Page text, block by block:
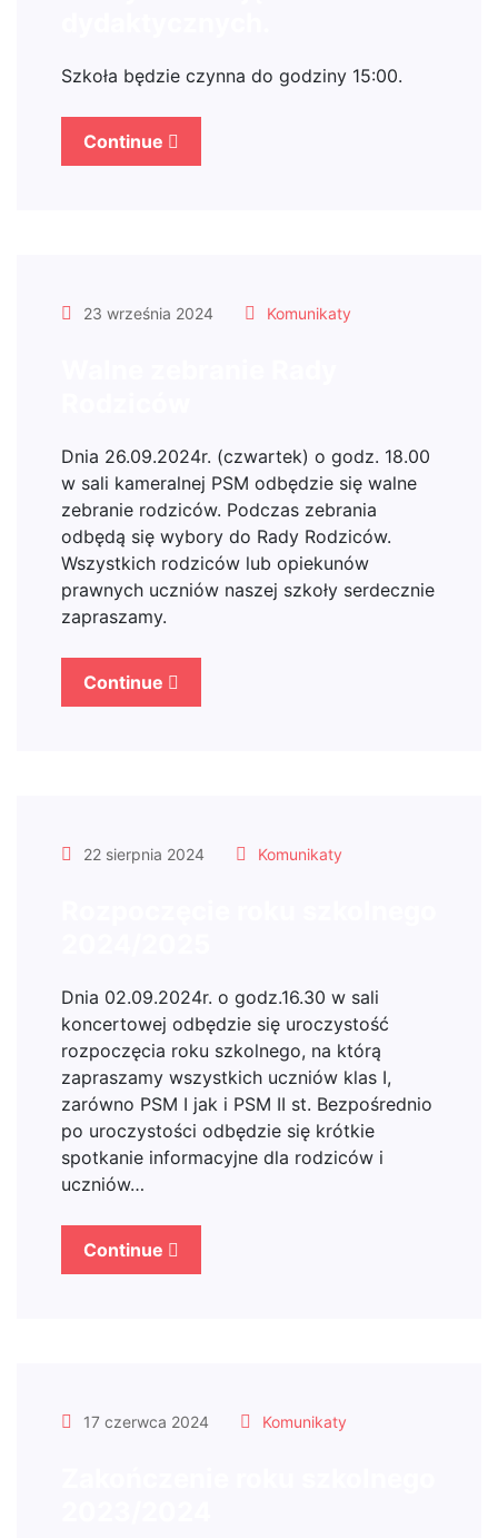
Szkoła będzie czynna do godziny 15:00.
Continue
23 września 2024 Komunikaty
Dnia 26.09.2024r. (czwartek) o godz. 18.00
w sali kameralnej PSM odbędzie się walne
zebranie rodziców. Podczas zebrania
odbędą się wybory do Rady Rodziców.
Wszystkich rodziców lub opiekunów
prawnych uczniów naszej szkoły serdecznie
zapraszamy.
Continue
22 sierpnia 2024 Komunikaty
Dnia 02.09.2024r. o godz.16.30 w sali
koncertowej odbędzie się uroczystość
rozpoczęcia roku szkolnego, na którą
zapraszamy wszystkich uczniów klas I,
zarówno PSM I jak i PSM II st. Bezpośrednio
po uroczystości odbędzie się krótkie
spotkanie informacyjne dla rodziców i
uczniów…
Continue
17 czerwca 2024 Komunikaty